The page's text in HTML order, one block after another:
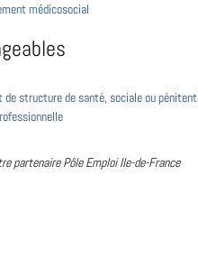
médicosocial
de structure de santé, sociale ou
partenaire Pôle Emploi Ile-de-France